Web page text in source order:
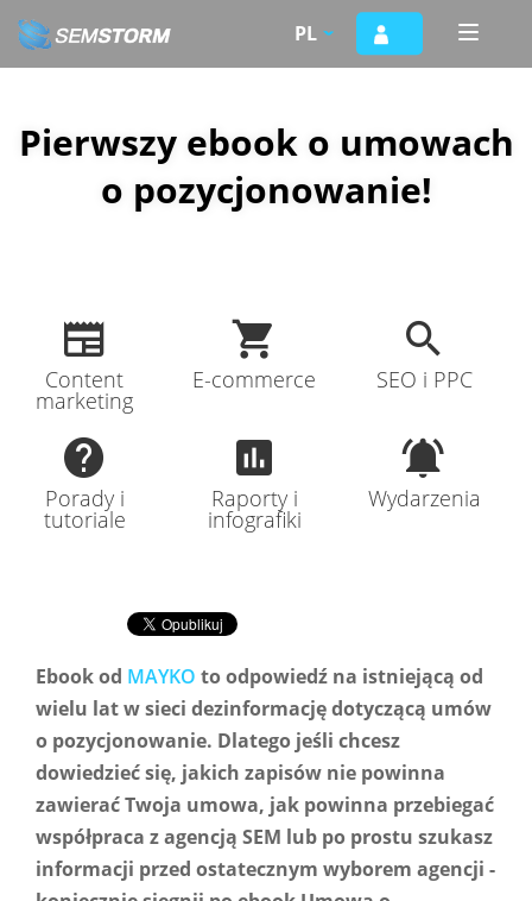
Przejdź
do
treści
Toggle
PL
Content
marketing
E-commerce SEO i PPC
Porady i
tutoriale
Raporty i
infografiki
Wydarzenia
Pierwszy ebook o umowach
o pozycjonowanie!
Ebook od MAYKO to odpowiedź na istniejącą od
wielu lat w sieci dezinformację dotyczącą umów
o pozycjonowanie. Dlatego jeśli chcesz
dowiedzieć się, jakich zapisów nie powinna
zawierać Twoja umowa, jak powinna przebiegać
współpraca z agencją SEM lub po prostu szukasz
informacji przed ostatecznym wyborem agencji -